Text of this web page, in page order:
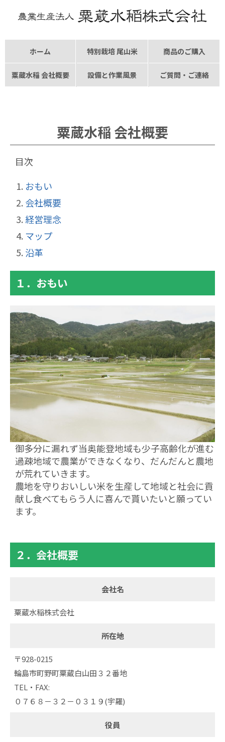
ホーム 特別栽培 尾山米 商品のご購入
粟蔵水稲 会社概要 設備と作業風景 ご質問 ・ ご連絡
粟蔵水稲 会社概要
目次
おもい
会社概要
経営理念
マップ
沿革
１．おもい
御多分に漏れず当奥能登地域も少子高齢化が進む
過疎地域で農業ができなくなり、だんだんと農地
が荒れていきます。
農地を守りおいしい米を生産して地域と社会に貢
献し食べてもらう人に喜んで貰いたいと願ってい
ます。
２．会社概要
会社名
粟蔵水稲株式会社
所在地
〒928-0215
輪島市町野町粟蔵白山田３２番地
TEL・FAX:
０７６８－３２－０３１９(宇羅)
役員